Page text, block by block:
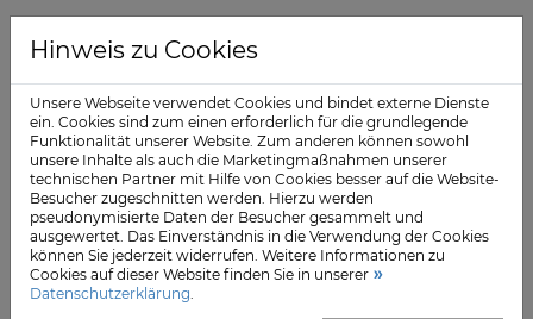
Prof. Jörn Conell wird als Ärztlicher Leiter die AMEOS
Klinika in Lübeck übernehmen und ist somit für die
Klinik für Psychiatrie und Psychotherapie, die Fachklinik
für Abhängigkeitserkrankungen, das AMEOS Reha
Klinikum Lübeck und das AMEOS Adaptionshaus
zuständig.
Bisher war Prof. Conell auch für die AMEOS Klinika in
Neustadt und Eutin zuständig, die künftig von Dr.
Daniel Meinecke, bisher Chefarzt der AMEOS Klinika in
Hinweis zu Cookies
Unsere Webseite verwendet Cookies und bindet externe Dienste
ein. Cookies sind zum einen erforderlich für die grundlegende
Funktionalität unserer Website. Zum anderen können sowohl
unsere Inhalte als auch die Marketingmaßnahmen unserer
technischen Partner mit Hilfe von Cookies besser auf die Website-
Besucher zugeschnitten werden. Hierzu werden
pseudonymisierte Daten der Besucher gesammelt und
ausgewertet. Das Einverständnis in die Verwendung der Cookies
können Sie jederzeit widerrufen. Weitere Informationen zu
Cookies auf dieser Website finden Sie in unserer
Datenschutzerklärung.